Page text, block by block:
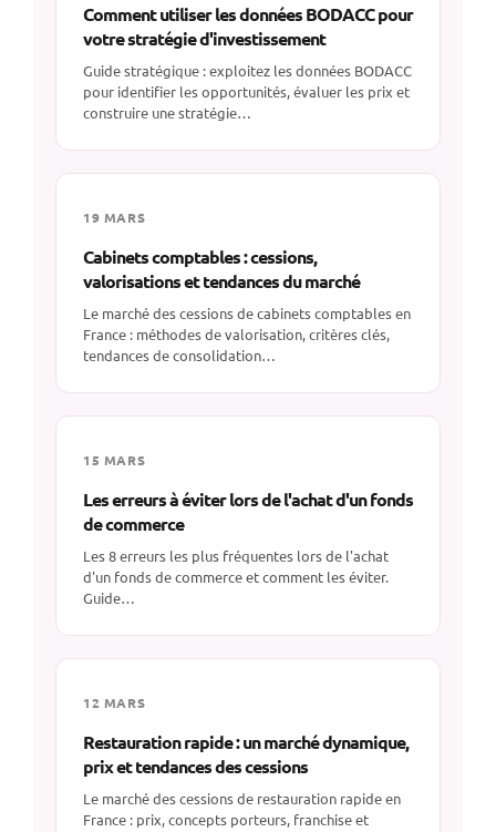
Comment utiliser les données BODACC pour
votre stratégie d'investissement
Guide stratégique : exploitez les données BODACC
pour identifier les opportunités, évaluer les prix et
construire une stratégie…
19 MARS
Cabinets comptables : cessions,
valorisations et tendances du marché
Le marché des cessions de cabinets comptables en
France : méthodes de valorisation, critères clés,
tendances de consolidation…
15 MARS
Les erreurs à éviter lors de l'achat d'un fonds
de commerce
Les 8 erreurs les plus fréquentes lors de l'achat
d'un fonds de commerce et comment les éviter.
Guide…
12 MARS
Restauration rapide : un marché dynamique,
prix et tendances des cessions
Le marché des cessions de restauration rapide en
France : prix, concepts porteurs, franchise et